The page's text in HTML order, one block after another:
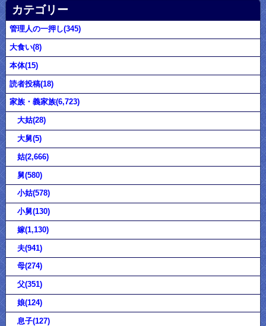
カテゴリー
管理人の一押し(345)
大食い(8)
本体(15)
読者投稿(18)
家族・義家族(6,723)
大姑(28)
大舅(5)
姑(2,666)
舅(580)
小姑(578)
小舅(130)
嫁(1,130)
夫(941)
母(274)
父(351)
娘(124)
息子(127)